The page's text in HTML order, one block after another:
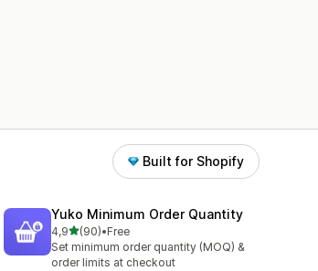
Built for Shopify
Yuko Minimum Order Quantity
4,95 yıldız üzerinden
(90)
toplam 90 değerlendirme
•Free
Set minimum order quantity (MOQ) &
order limits at checkout